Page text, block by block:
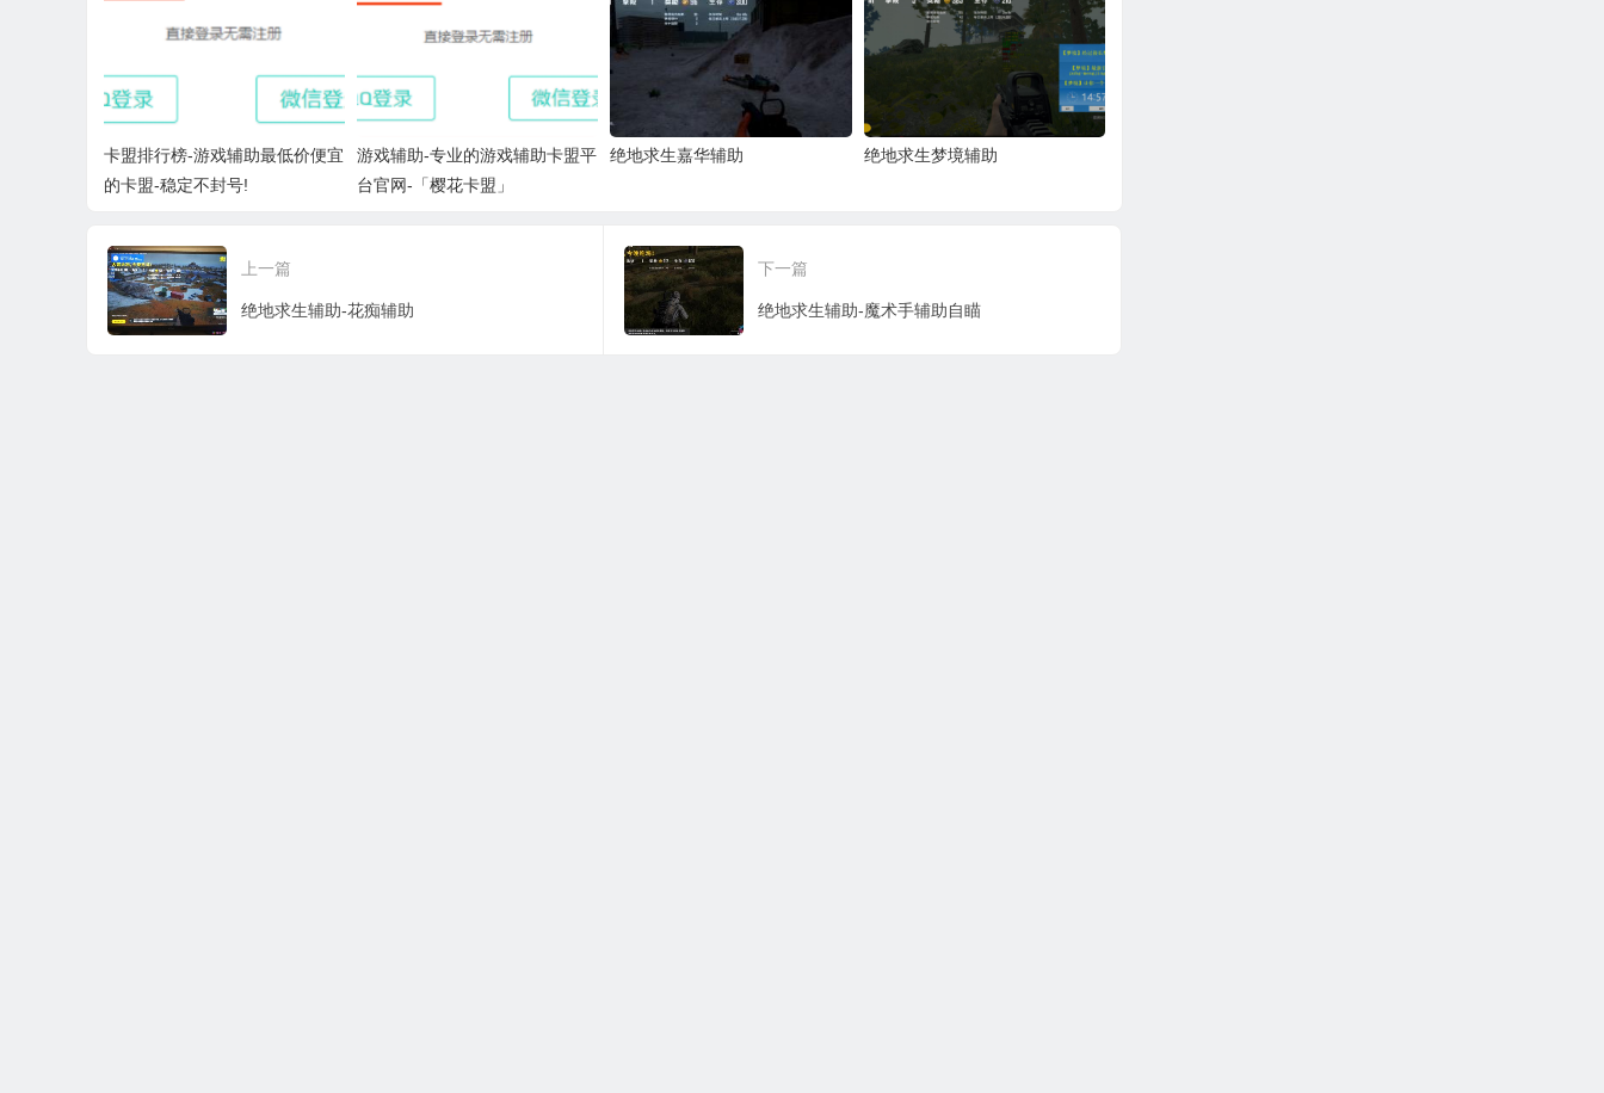
卡盟排行榜-游戏辅助最低价便宜
的卡盟-稳定不封号!
游戏辅助-专业的游戏辅助卡盟平
台官网-「樱花卡盟」
绝地求生嘉华辅助 绝地求生梦境辅助
上一篇
绝地求生辅助-花痴辅助
下一篇
绝地求生辅助-魔术手辅助自瞄